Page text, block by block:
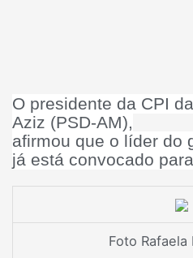
O presidente da CPI
Aziz (PSD-AM),
afirmou que o líder do
já está convocado
Foto Rafaela